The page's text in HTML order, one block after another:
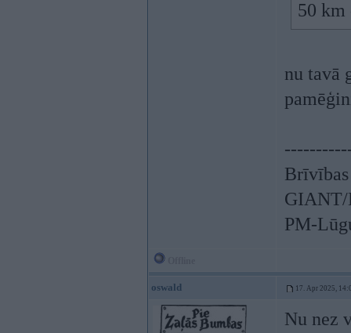
50 km
nu tavā
GIANT/
PM-
oswald 17. Apr 2025,
Nu nez